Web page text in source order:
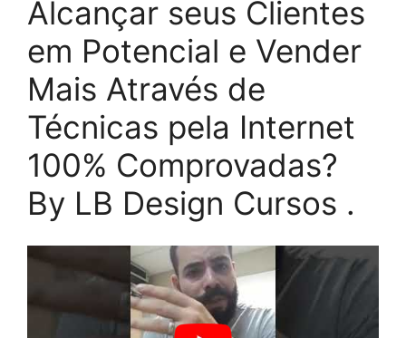
Alcançar seus Clientes
em Potencial e Vender
Mais Através de
Técnicas pela Internet
100% Comprovadas?
By LB Design Cursos .